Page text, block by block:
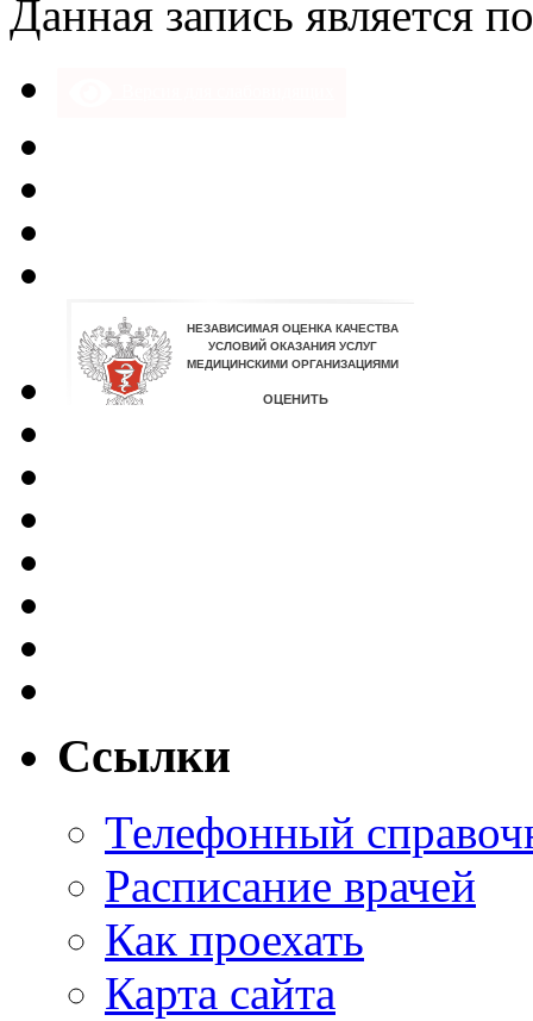
Данная запись является
Ссылки
Телефонный
Расписание врачей
Как проехать
Карта сайта